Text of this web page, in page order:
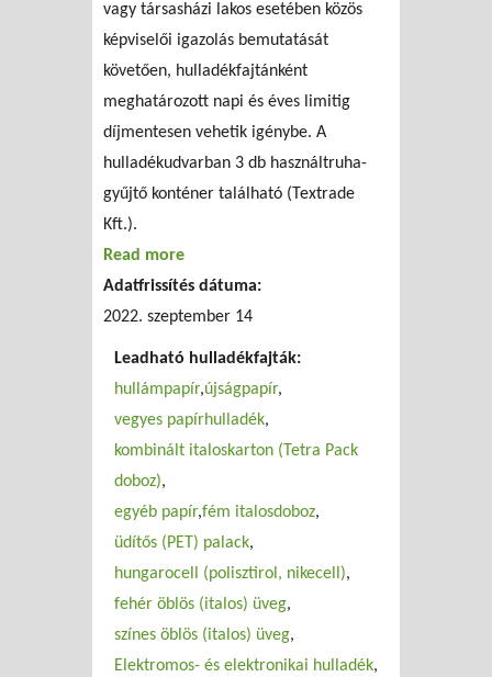
vagy társasházi lakos esetében közös
képviselői igazolás bemutatását
követően, hulladékfajtánként
meghatározott napi és éves limitig
díjmentesen vehetik igénybe. A
hulladékudvarban 3 db használtruha-
gyűjtő konténer található (Textrade
Kft.).
Read more
udvar (XVII.)
Adatfrissítés dátuma:
2022. szeptember 14
Leadható hulladékfajták:
hullámpapír újságpapír
vegyes papírhulladék
kombinált italoskarton (Tetra Pack
doboz)
egyéb papír fém italosdoboz
üdítős (PET) palack
hungarocell (polisztirol, nikecell)
fehér öblös (italos) üveg
színes öblös (italos) üveg
Elektromos- és elektronikai hulladék